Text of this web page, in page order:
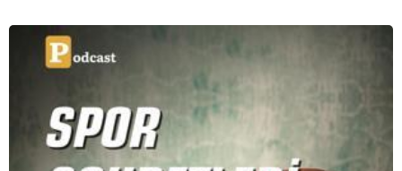
serimizde; tiyatroyu, alanının uzman isimleriyle
konuşuyoruz..